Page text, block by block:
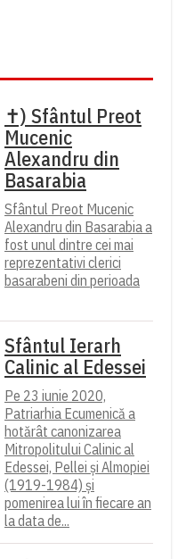
✝) Sfântul Preot
Mucenic
Alexandru din
Basarabia
Sfântul Preot Mucenic
Alexandru din Basarabia a
fost unul dintre cei mai
reprezentativi clerici
basarabeni din perioada
Sfântul Ierarh
Calinic al Edessei
Pe 23 iunie 2020,
Patriarhia Ecumenică a
hotărât canonizarea
Mitropolitului Calinic al
Edessei, Pellei și Almopiei
(1919-1984) și
pomenirea lui în fiecare an
la data de...